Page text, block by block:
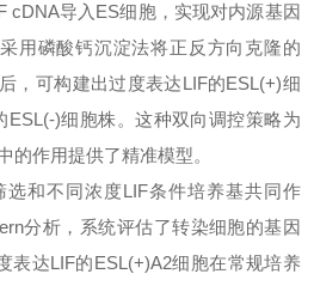
cDNA导入ES细胞，实现对内源基因
用磷酸钙沉淀法将正反方向克隆的
，可构建出过度表达LIF的ESL(+)细
ESL(-)细胞株。这种双向调控策略为
的作用提供了精准模型。
选和不同浓度LIF条件培养基共同作
分析，系统评估了转染细胞的基因
表达LIF的ESL(+)A2细胞在常规培养